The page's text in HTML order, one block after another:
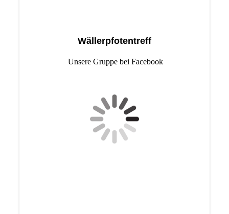
Wällerpfotentreff
Unsere Gruppe bei Facebook